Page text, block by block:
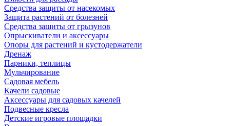
Средства защиты от насекомых
Защита растений от болезней
Средства защиты от грызунов
Опрыскиватели и аксессуары
Опоры для растений и кустодержатели
Дренаж
Парники, теплицы
Мульчирование
Садовая мебель
Качели садовые
Аксессуары для садовых качелей
Подвесные кресла
Детские игровые площадки